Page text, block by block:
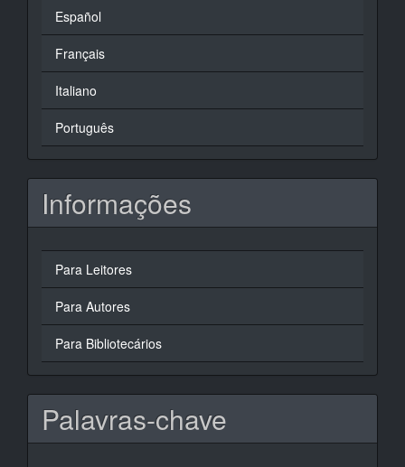
Español
Français
Italiano
Português
Informações
Para Leitores
Para Autores
Para Bibliotecários
Palavras-chave